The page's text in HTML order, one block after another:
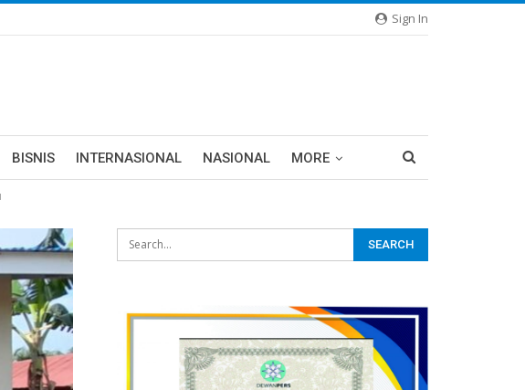
Sign In
BISNIS INTERNASIONAL NASIONAL MORE